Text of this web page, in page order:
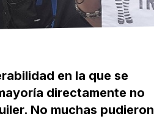
en la que se
directamente no
No muchas pudieron